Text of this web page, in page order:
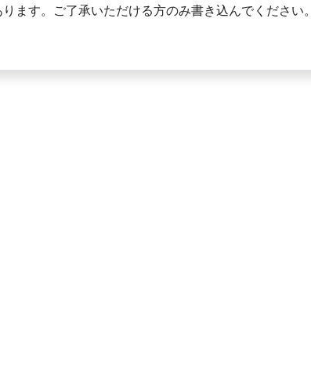
ます。ご了承いただける方のみ書き込んでください。